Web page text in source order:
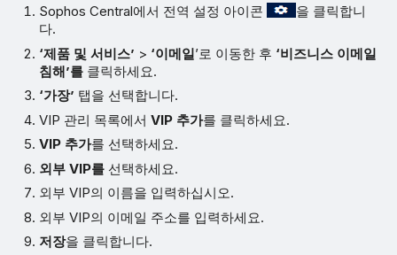
Sophos Central에서 전역 설정 아이콘
을 클릭합니
다.
‘제품 및 서비스’ > ‘이메일’로 이동한 후 ‘비즈니스 이메일
침해’를 클릭하세요.
‘가장’ 탭을 선택합니다.
VIP 관리 목록에서VIP 추가를 클릭하세요.
VIP 추가를 선택하세요.
외부 VIP를 선택하세요.
외부 VIP의 이름을 입력하십시오.
외부 VIP의 이메일 주소를 입력하세요.
저장을 클릭합니다.